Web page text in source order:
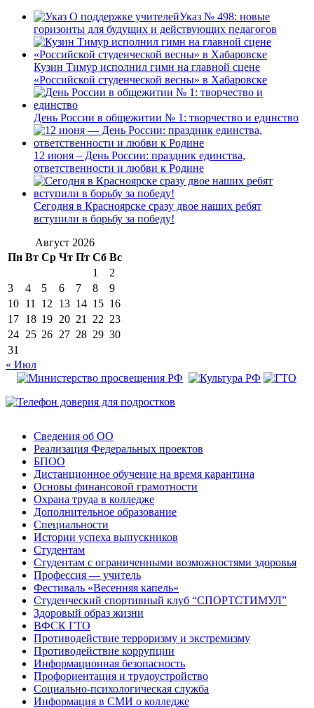
Указ № 498: новые
горизонты для будущих и действующих педагогов
Кузин Тимур исполнил гимн на главной сцене
«Российской студенческой весны» в Хабаровске
День России в общежитии № 1: творчество и единство
12 июня – День России: праздник единства,
ответственности и любви к Родине
Сегодня в Красноярске сразу двое наших ребят
вступили в борьбу за победу!
Август 2026
Пн Вт Ср Чт Пт Сб Вс
1
2
3
4 5 6 7 8
9
10 11 12 13 14 15 16
17 18 19 20 21 22 23
24 25 26 27 28 29 30
31
« Июл
Сведения об ОО
Реализация Федеральных проектов
БПОО
Дистанционное обучение на время карантина
Основы финансовой грамотности
Охрана труда в колледже
Дополнительное образование
Специальности
Истории успеха выпускников
Студентам
Студентам с ограниченными возможностями здоровья
Профессия — учитель
Фестиваль «Весенняя капель»
Студенческий спортивный клуб “СПОРТСТИМУЛ”
Здоровый образ жизни
ВФСК ГТО
Противодействие терроризму и экстремизму
Противодействие коррупции
Информационная безопасность
Профориентация и трудоустройство
Социально-психологическая служба
Информация в СМИ о колледже